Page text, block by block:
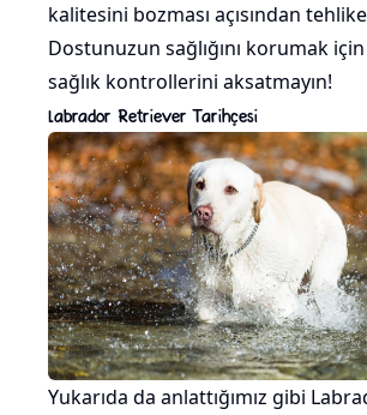
kalitesini bozması açısından
Dostunuzun sağlığını korumak
sağlık kontrollerini aksatmayın!
Labrador Retriever Tarihçesi
Yukarıda da anlattığımız gibi